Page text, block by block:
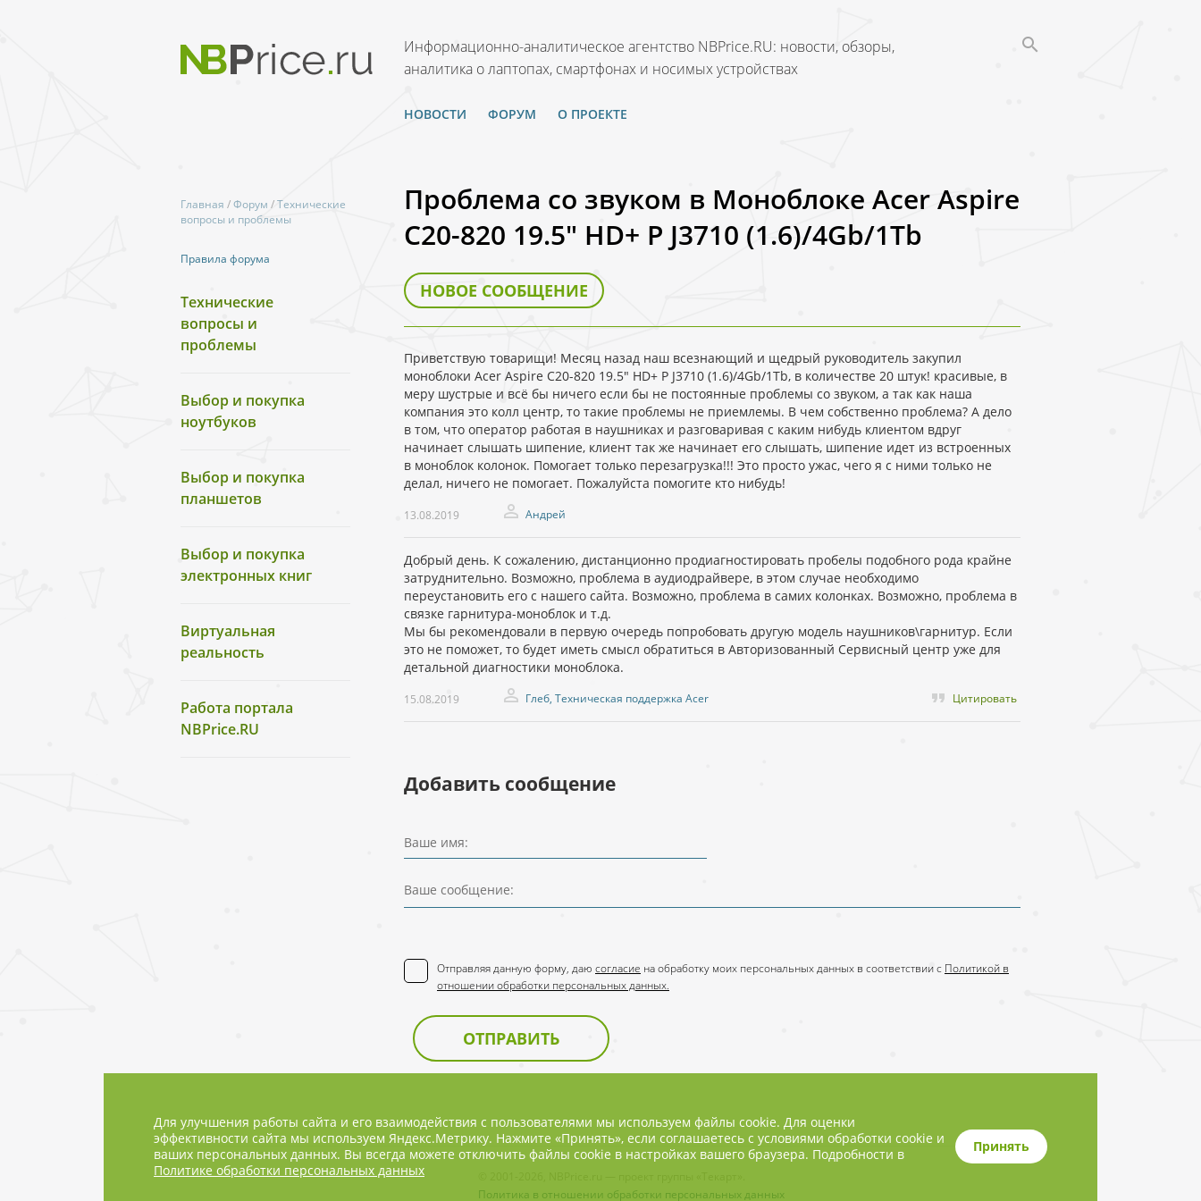
Информационно-аналитическое агентство NBPrice.RU: новости, обзоры,
аналитика о лаптопах, смартфонах и носимых устройствах
НОВОСТИ ФОРУМ О ПРОЕКТЕ
Главная /Форум /Технические
вопросы и проблемы
Правила форума
Технические
вопросы и
проблемы
Выбор и покупка
ноутбуков
Выбор и покупка
планшетов
Выбор и покупка
электронных книг
Виртуальная
реальность
Работа портала
NBPrice.RU
Проблема со звуком в Моноблоке Acer Aspire
C20-820 19.5" HD+ P J3710 (1.6)/4Gb/1Tb
НОВОЕ СООБЩЕНИЕ
Приветствую товарищи! Месяц назад наш всезнающий и щедрый руководитель закупил
моноблоки Acer Aspire C20-820 19.5" HD+ P J3710 (1.6)/4Gb/1Tb, в количестве 20 штук! красивые, в
меру шустрые и всё бы ничего если бы не постоянные проблемы со звуком, а так как наша
компания это колл центр, то такие проблемы не приемлемы. В чем собственно проблема? А дело
в том, что оператор работая в наушниках и разговаривая с каким нибудь клиентом вдруг
начинает слышать шипение, клиент так же начинает его слышать, шипение идет из встроенных
в моноблок колонок. Помогает только перезагрузка!!! Это просто ужас, чего я с ними только не
делал, ничего не помогает. Пожалуйста помогите кто нибудь!
13.08.2019 Андрей
Добрый день. К сожалению, дистанционно продиагностировать пробелы подобного рода крайне
затруднительно. Возможно, проблема в аудиодрайвере, в этом случае необходимо
переустановить его с нашего сайта. Возможно, проблема в самих колонках. Возможно, проблема в
связке гарнитура-моноблок и т.д.
Мы бы рекомендовали в первую очередь попробовать другую модель наушников\гарнитур. Если
это не поможет, то будет иметь смысл обратиться в Авторизованный Сервисный центр уже для
детальной диагностики моноблока.
15.08.2019 Глеб, Техническая поддержка Acer Цитировать
Добавить сообщение
Ваше имя:
Ваше сообщение:
Отправляя данную форму, даю согласие на обработку моих персональных данных в соответствии с Политикой в
отношении обработки персональных данных.
ОТПРАВИТЬ
Политика в отношении обработки персональных данных
Для улучшения работы сайта и его взаимодействия с пользователями мы используем файлы cookie. Для оценки
эффективности сайта мы используем Яндекс.Метрику. Нажмите «Принять», если соглашаетесь с условиями обработки cookie и
ваших персональных данных. Вы всегда можете отключить файлы cookie в настройках вашего браузера. Подробности в
Политике обработки персональных данных
Принять